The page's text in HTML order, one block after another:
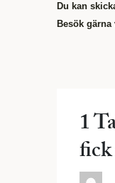
Du kan
Besök
1